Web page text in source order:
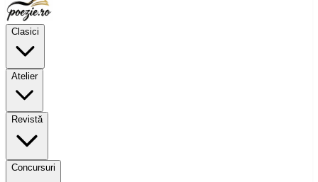
Clasici
Atelier
Revistă
Concursuri